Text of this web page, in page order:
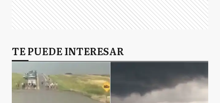
TE PUEDE INTERESAR